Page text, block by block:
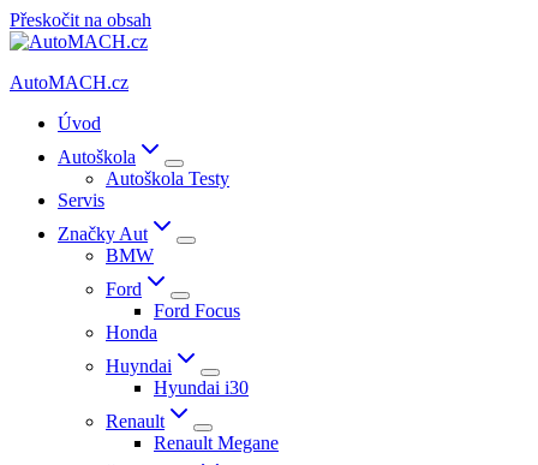
Přeskočit na obsah
AutoMACH.cz
Úvod
Autoškola
Autoškola Testy
Servis
Značky Aut
BMW
Ford
Ford Focus
Honda
Huyndai
Hyundai i30
Renault
Renault Megane